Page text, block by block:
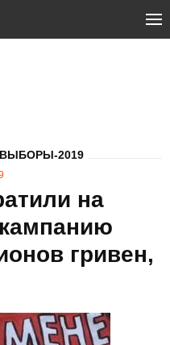
2019
на
гривен,